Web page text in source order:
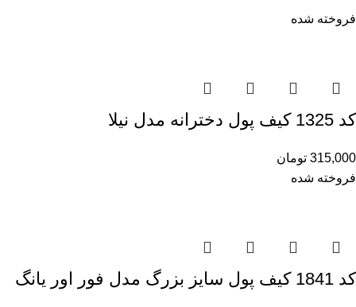
فروخته شده
کد 1325 کیف پول دخترانه مدل نیلا
315,000 تومان
فروخته شده
کد 1841 کیف پول سایز بزرگ مدل فور اور یانگ